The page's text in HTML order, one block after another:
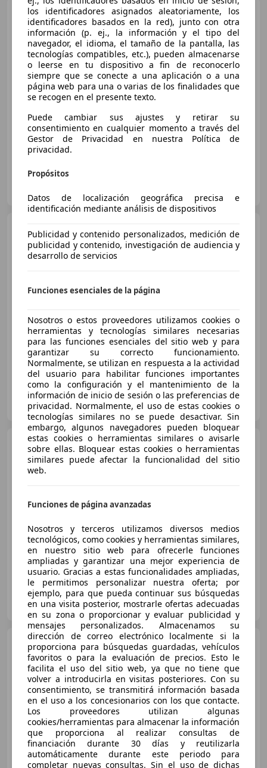
Opel AstraSW 1.7CDTi
Edition 110
€ 4.480 1
Súper oferta
AUTOS CATA CARS
1.7CDTi S/S
Selective
€ 6.490
05/2014 191.929 km Diésel
81 kW (110 CV)
OCASIONPLUS LLIÇÁ DE VALL
ES-08185 Lliçà de Vall
Opel Astra1.5D DVH 90kW
122CV Design Tech
€ 13.500
01/2021 89.494 km Diésel 90 kW (122 CV)
MOTOR ARANDA, VO
ES-09400 ARANDA DE DUERO
Opel Astra 1.6CDTi S/S 120
Aniversario 110
€ 9.591 1
Preciojusto
09/2019 121.302 km Diésel
81 kW (110 CV)
los identificadores asignados aleatoriamente, los
identificadores basados en la red), junto con otra
información (p. ej., la información y el tipo del
navegador, el idioma, el tamaño de la pantalla, las
tecnologías compatibles, etc.), pueden almacenarse
o leerse en tu dispositivo a fin de reconocerlo
siempre que se conecte a una aplicación o a una
página web para una o varias de los finalidades que
se recogen en el presente texto.
Puede cambiar sus ajustes y retirar su
consentimiento en cualquier momento a través del
Gestor de Privacidad en nuestra Política de
privacidad.
Propósitos
Datos de localización geográfica precisa e
identificación mediante análisis de dispositivos
Publicidad y contenido personalizados, medición de
publicidad y contenido, investigación de audiencia y
desarrollo de servicios
Funciones esenciales de la página
Nosotros o estos proveedores utilizamos cookies o
herramientas y tecnologías similares necesarias
para las funciones esenciales del sitio web y para
garantizar su correcto funcionamiento.
Normalmente, se utilizan en respuesta a la actividad
del usuario para habilitar funciones importantes
como la configuración y el mantenimiento de la
información de inicio de sesión o las preferencias de
privacidad. Normalmente, el uso de estas cookies o
tecnologías similares no se puede desactivar. Sin
embargo, algunos navegadores pueden bloquear
estas cookies o herramientas similares o avisarle
sobre ellas. Bloquear estas cookies o herramientas
similares puede afectar la funcionalidad del sitio
web.
Funciones de página avanzadas
Nosotros y terceros utilizamos diversos medios
tecnológicos, como cookies y herramientas similares,
en nuestro sitio web para ofrecerle funciones
ampliadas y garantizar una mejor experiencia de
usuario. Gracias a estas funcionalidades ampliadas,
le permitimos personalizar nuestra oferta; por
ejemplo, para que pueda continuar sus búsquedas
en una visita posterior, mostrarle ofertas adecuadas
en su zona o proporcionar y evaluar publicidad y
mensajes personalizados. Almacenamos su
dirección de correo electrónico localmente si la
proporciona para búsquedas guardadas, vehículos
favoritos o para la evaluación de precios. Esto le
facilita el uso del sitio web, ya que no tiene que
volver a introducirla en visitas posteriores. Con su
consentimiento, se transmitirá información basada
en el uso a los concesionarios con los que contacte.
Los proveedores utilizan algunas
cookies/herramientas para almacenar la información
que proporciona al realizar consultas de
financiación durante 30 días y reutilizarla
automáticamente durante este periodo para
completar nuevas consultas. Sin el uso de dichas